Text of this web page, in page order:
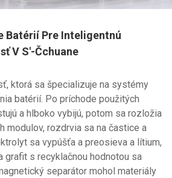
Batérií Pre Inteligentnú
V S'-Čchuane
ktorá sa špecializuje na systémy
batérií. Po príchode použitých
a hlboko vybijú, potom sa rozložia
modulov, rozdrvia sa na častice a
sa vypúšťa a preosieva a lítium,
grafit s recyklačnou hodnotou sa
separátor mohol materiály